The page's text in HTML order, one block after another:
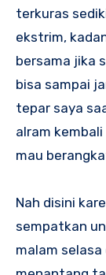
terkuras
ekstrim,
bersama jika
bisa sampai
tepar saya
alram
mau
Nah disini
sempatkan
malam selasa